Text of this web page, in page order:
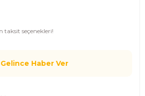
taksit seçenekleri!
Gelince Haber Ver